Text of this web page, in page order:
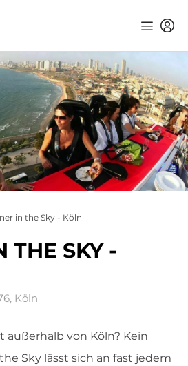
in the Sky - Köln
THE SKY -
Köln
außerhalb von Köln? Kein
Sky lässt sich an fast jedem